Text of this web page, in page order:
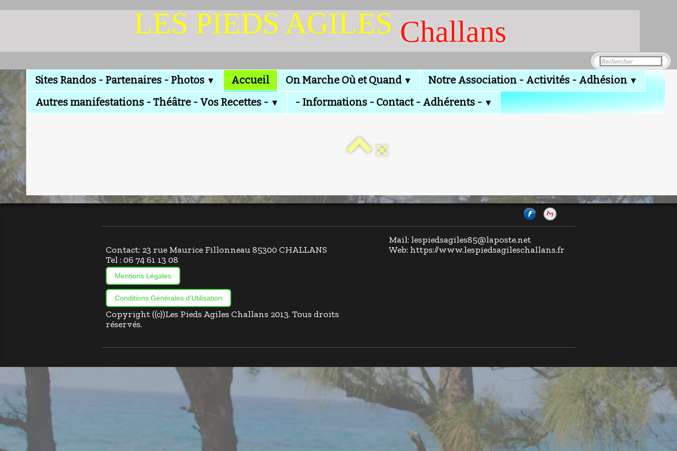
LES PIEDS AGILES Challans
Sites Randos - Partenaires - Photos ▼ Accueil On Marche Où et Quand ▼ Notre Association - Activités - Adhésion ▼
Autres manifestations - Théâtre - Vos Recettes - ▼ - Informations - Contact - Adhérents - ▼
Contact: 23 rue Maurice Fillonneau 85300 CHALLANS
Tel : 06 74 61 13 08
Mentions Légales
Conditions Générales d'Utilisation
Copyright ((c))Les Pieds Agiles Challans 2013. Tous droits
réservés.
Mail: lespiedsagiles85@laposte.net
Web: https://www.lespiedsagileschallans.fr